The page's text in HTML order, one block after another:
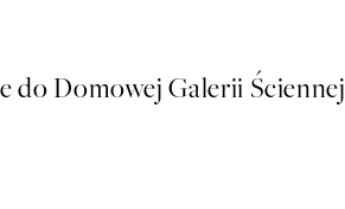
do Domowej Galerii Ściennej